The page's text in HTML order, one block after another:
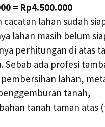
= Rp4.500.000
cacatan lahan sudah
lahan masih belum
perhitungan di atas
Sebab ada profesi
lahan,
tanah,
tanah taman atas